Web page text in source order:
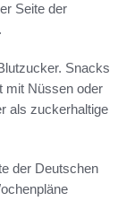
Seite der
.
Snacks
mit Nüssen oder
als zuckerhaltige
der Deutschen